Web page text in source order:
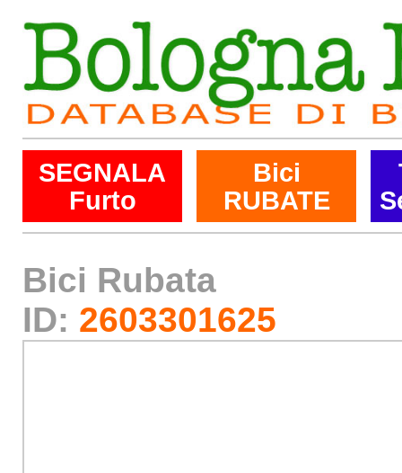
SEGNALA
Furto
Bici
RUBATE
Bici Rubata
ID: 2603301625